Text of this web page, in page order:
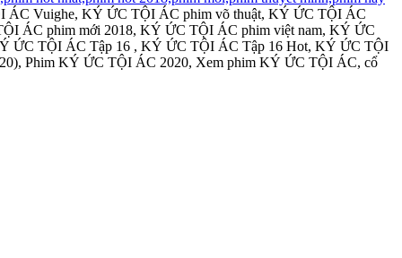
ÁC Vuighe, KÝ ỨC TỘI ÁC phim võ thuật, KÝ ỨC TỘI ÁC
ÁC phim mới 2018, KÝ ỨC TỘI ÁC phim việt nam, KÝ ỨC
ỨC TỘI ÁC Tập 16 , KÝ ỨC TỘI ÁC Tập 16 Hot, KÝ ỨC TỘI
Phim KÝ ỨC TỘI ÁC 2020, Xem phim KÝ ỨC TỘI ÁC, cổ